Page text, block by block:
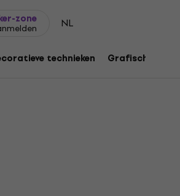
zone NL
technieken Grafische